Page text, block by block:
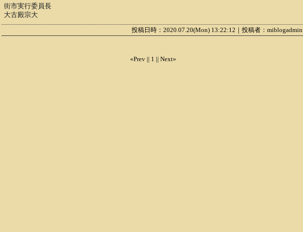
街市実行委員長
大古殿宗大
投稿日時：2020.07.20(Mon) 13:22:12｜投稿者：miblogadmin
«Prev || 1 || Next»